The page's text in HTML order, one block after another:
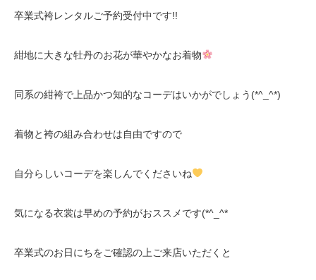
卒業式袴レンタルご予約受付中です!!
紺地に大きな牡丹のお花が華やかなお着物
同系の紺袴で上品かつ知的なコーデはいかがでしょう(*^_^*)
着物と袴の組み合わせは自由ですので
自分らしいコーデを楽しんでくださいね
気になる衣裳は早めの予約がおススメです(*^_^*
卒業式のお日にちをご確認の上ご来店いただくと